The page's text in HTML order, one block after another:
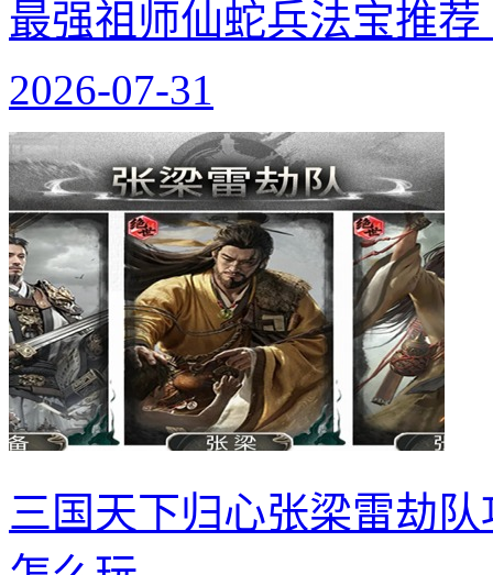
最强祖师仙蛇兵法宝推
2026-07-31
三国天下归心张梁雷劫